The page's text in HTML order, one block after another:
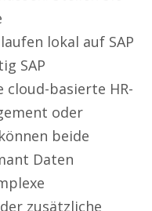
lokal auf SAP
SAP
cloud-basierte HR-
oder
beide
Daten
zusätzliche